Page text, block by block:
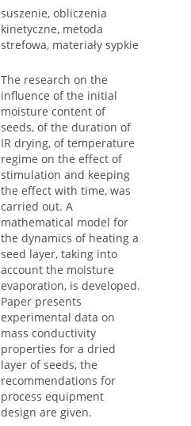
suszenie, obliczenia
kinetyczne, metoda
strefowa, materiały sypkie
The research on the
influence of the initial
moisture content of
seeds, of the duration of
IR drying, of temperature
regime on the effect of
stimulation and keeping
the effect with time, was
carried out. A
mathematical model for
the dynamics of heating a
seed layer, taking into
account the moisture
evaporation, is developed.
Paper presents
experimental data on
mass conductivity
properties for a dried
layer of seeds, the
recommendations for
process equipment
design are given.